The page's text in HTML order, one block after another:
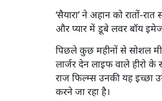
‘सैयारा’ ने अहान को रातों-
और प्यार में डूबे लवर बॉय इमेज
पिछले कुछ महीनों से सोशल
लार्जर देन लाइफ वाले हीरो
राज फिल्म्स उनकी यह इच्छा
करने जा रहा है।